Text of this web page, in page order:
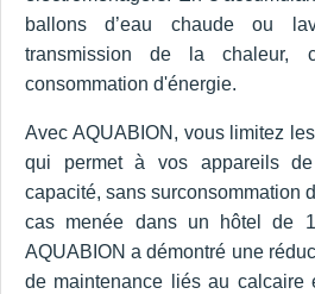
ballons d’eau chaude ou
transmission de la chaleur,
consommation d'énergie.
Avec AQUABION, vous limitez
qui permet à vos appareils
capacité, sans surconsommation
cas menée dans un hôtel de
AQUABION a démontré une
de maintenance liés au calcaire